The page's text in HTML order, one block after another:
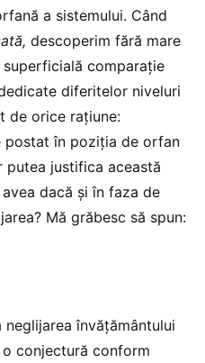
a sistemului. Când
descoperim fără mare
comparație
diferitelor niveluri
de orice rațiune:
postat în poziția de orfan
putea justifica această
dacă și în faza de
Mă grăbesc să spun:
învățământului
conjectură conform